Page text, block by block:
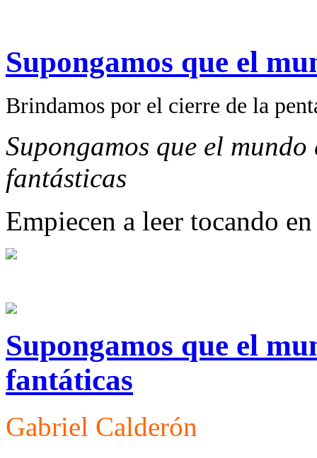
Supongamos que el
Brindamos por el cierre de la
Supongamos que el
fantásticas
Empiecen a leer tocando
Supongamos que el
fantáticas
Gabriel Calderón